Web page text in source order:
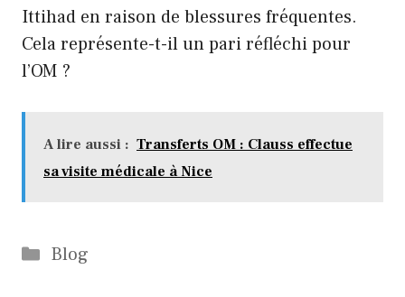
Ittihad en raison de blessures fréquentes.
Cela représente-t-il un pari réfléchi pour
l’OM ?
A lire aussi : Transferts OM : Clauss effectue
sa visite médicale à Nice
Catégories
Blog